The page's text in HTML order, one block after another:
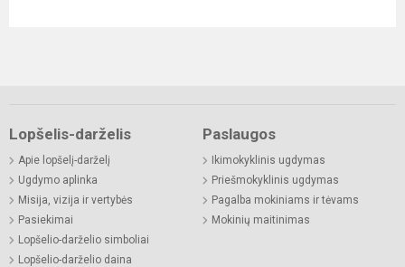
Lopšelis-darželis
Apie lopšelį-darželį
Ugdymo aplinka
Misija, vizija ir vertybės
Pasiekimai
Lopšelio-darželio simboliai
Lopšelio-darželio daina
Paslaugos
Ikimokyklinis ugdymas
Priešmokyklinis ugdymas
Pagalba mokiniams ir tėvams
Mokinių maitinimas